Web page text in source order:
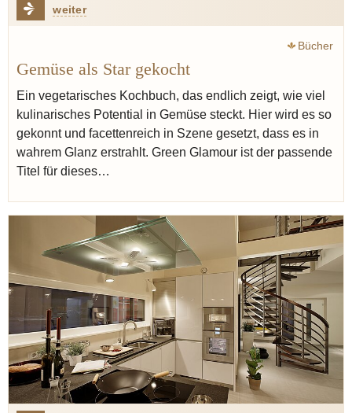
weiter
Bücher
Gemüse als Star gekocht
Ein vegetarisches Kochbuch, das endlich zeigt, wie viel
kulinarisches Potential in Gemüse steckt. Hier wird es so
gekonnt und facettenreich in Szene gesetzt, dass es in
wahrem Glanz erstrahlt. Green Glamour ist der passende
Titel für dieses…